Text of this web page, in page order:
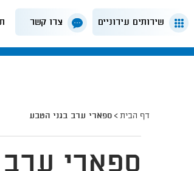
שירותים עירוניים צרו קשר
דף הבית ספארי ערב בגני הטבע
ספארי